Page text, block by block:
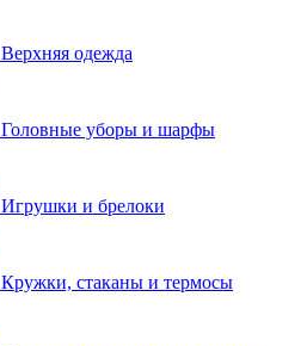
Верхняя одежда
Головные уборы и шарфы
Игрушки и брелоки
Кружки, стаканы и термосы